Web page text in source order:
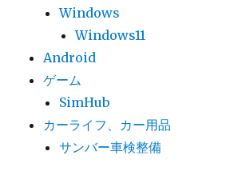
Windows
Windows11
Android
ゲーム
SimHub
カーライフ、カー用品
サンバー車検整備